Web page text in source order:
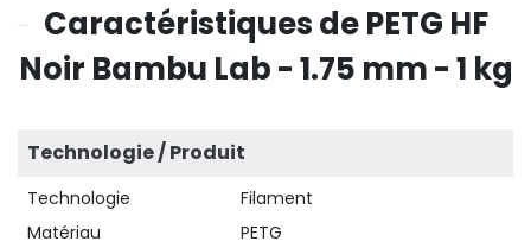
Caractéristiques de PETG HF
Noir Bambu Lab - 1.75 mm - 1 kg
Technologie / Produit
Technologie
Filament
Matériau
PETG